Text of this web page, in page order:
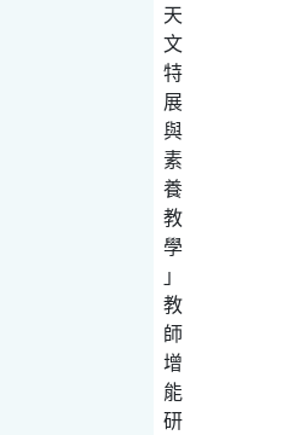
天
文
特
展
與
素
養
教
學
」
教
師
增
能
研